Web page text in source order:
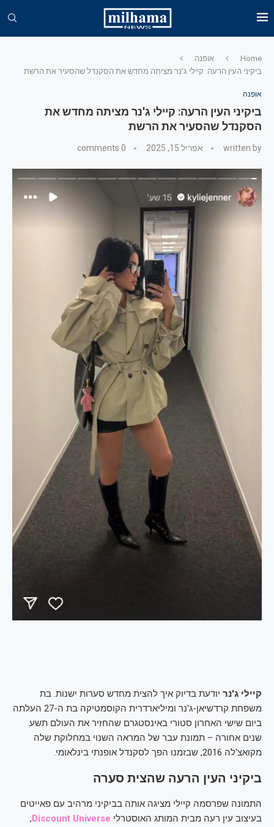
Home
אופנה
ביקיני העין הרעה: קיילי ג'נר מציתה מחדש את הסקנדל שהסעיר את הרשת
אופנה
ביקיני העין הרעה: קיילי ג'נר מציתה מחדש את
הסקנדל שהסעיר את הרשת
written by אפריל 15, 2025 0 comments
קיילי ג'נר יודעת בדיוק איך להצית מחדש סערות ישנות. בת
משפחת קרדשיאן-ג'נר ומיליארדרית הקוסמטיקה בת ה-27 העלתה
ביום שישי האחרון סטורי באינסטגרם שהחזיר את העולם תשע
שנים אחורה – תמונת עבר של המראה השנוי במחלוקת שלה
מקואצ'לה 2016, שבזמנו הפך לסקנדל אופנתי בינלאומי.
ביקיני העין הרעה שהצית סערה
התמונה שפרסמה קיילי מציגה אותה בביקיני מרהיב עם פאייטים
בעיצוב עין רעה מבית המותג האוסטרלי Discount Universe
,